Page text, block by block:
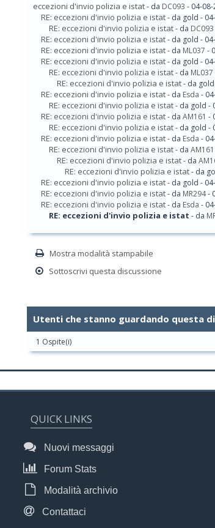
eccezioni d'invio polizia e istat- da DC093 - 04-08-
RE: eccezioni d'invio polizia e istat- da gold -
RE: eccezioni d'invio polizia e istat- da DC093
RE: eccezioni d'invio polizia e istat- da gold -
RE: eccezioni d'invio polizia e istat- da ML037 -
RE: eccezioni d'invio polizia e istat- da gold -
RE: eccezioni d'invio polizia e istat- da ML037
RE: eccezioni d'invio polizia e istat- da gold
RE: eccezioni d'invio polizia e istat- da Esda -
RE: eccezioni d'invio polizia e istat- da gold -
RE: eccezioni d'invio polizia e istat- da AM161 -
RE: eccezioni d'invio polizia e istat- da gold -
RE: eccezioni d'invio polizia e istat- da Esda -
RE: eccezioni d'invio polizia e istat- da AM161
RE: eccezioni d'invio polizia e istat- da
RE: eccezioni d'invio polizia e istat- da
RE: eccezioni d'invio polizia e istat- da gold -
RE: eccezioni d'invio polizia e istat- da MR294-
RE: eccezioni d'invio polizia e istat- da Esda -
RE: eccezioni d'invio polizia e istat - da
Mostra modalità stampabile
Sottoscrivi questa discussione
Utenti che stanno guardando questa
1 Ospite(i)
QUICK LINKS
Nuovi messaggi
Forum Stats
Modalità archivio
Contattaci